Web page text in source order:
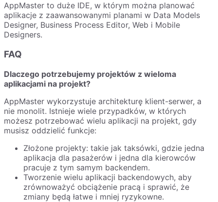
AppMaster to duże IDE, w którym można planować
aplikacje z zaawansowanymi planami w Data Models
Designer, Business Process Editor, Web i Mobile
Designers.
FAQ
Dlaczego potrzebujemy projektów z wieloma
aplikacjami na projekt?
AppMaster wykorzystuje architekturę klient-serwer, a
nie monolit. Istnieje wiele przypadków, w których
możesz potrzebować wielu aplikacji na projekt, gdy
musisz oddzielić funkcje:
Złożone projekty: takie jak taksówki, gdzie jedna
aplikacja dla pasażerów i jedna dla kierowców
pracuje z tym samym backendem.
Tworzenie wielu aplikacji backendowych, aby
zrównoważyć obciążenie pracą i sprawić, że
zmiany będą łatwe i mniej ryzykowne.